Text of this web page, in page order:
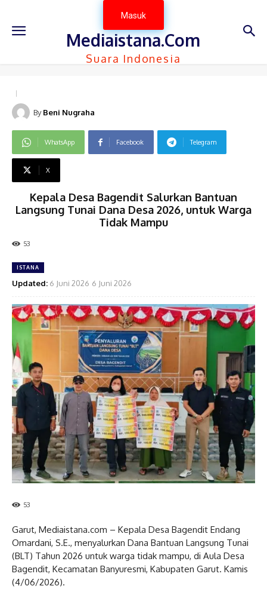
Masuk
Mediaistana.Com
Suara Indonesia
By Beni Nugraha
WhatsApp Facebook Telegram
X
Kepala Desa Bagendit Salurkan Bantuan
Langsung Tunai Dana Desa 2026, untuk Warga
Tidak Mampu
53
ISTANA
Updated: 6 Juni 2026 6 Juni 2026
53
Garut, Mediaistana.com – Kepala Desa Bagendit Endang
Omardani, S.E., menyalurkan Dana Bantuan Langsung Tunai
(BLT) Tahun 2026 untuk warga tidak mampu, di Aula Desa
Bagendit, Kecamatan Banyuresmi, Kabupaten Garut. Kamis
(4/06/2026).